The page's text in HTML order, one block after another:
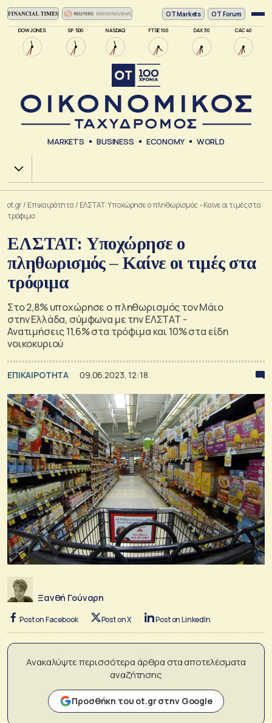
DOW JONES SP 500 NASDAQ FTSE 100 DAX 30 CAC 40
ΟΤ Markets OT Forum
MARKETS BUSINESS ECONOMY WORLD
Χ.Α.
ot.gr/ Επικαιρότητα / ΕΛΣΤΑΤ: Υποχώρησε ο πληθωρισμός – Καίνε οι τιμές στα
τρόφιμα
ΕΛΣΤΑΤ: Υποχώρησε ο
πληθωρισμός – Καίνε οι τιμές στα
τρόφιμα
Στο 2,8% υποχώρησε ο πληθωρισμός τον Μάιο
στην Ελλάδα, σύμφωνα με την ΕΛΣΤΑΤ -
Ανατιμήσεις 11,6% στα τρόφιμα και 10% στα είδη
νοικοκυριού
ΕΠΙΚΑΙΡΟΤΗΤΑ 09.06.2023, 12:18
Ξανθή Γούναρη
Post on Facebook Post on X Post on LinkedIn
Ανακαλύψτε περισσότερα άρθρα στα αποτελέσματα
αναζήτησης
Προσθήκη του ot.gr στην Google